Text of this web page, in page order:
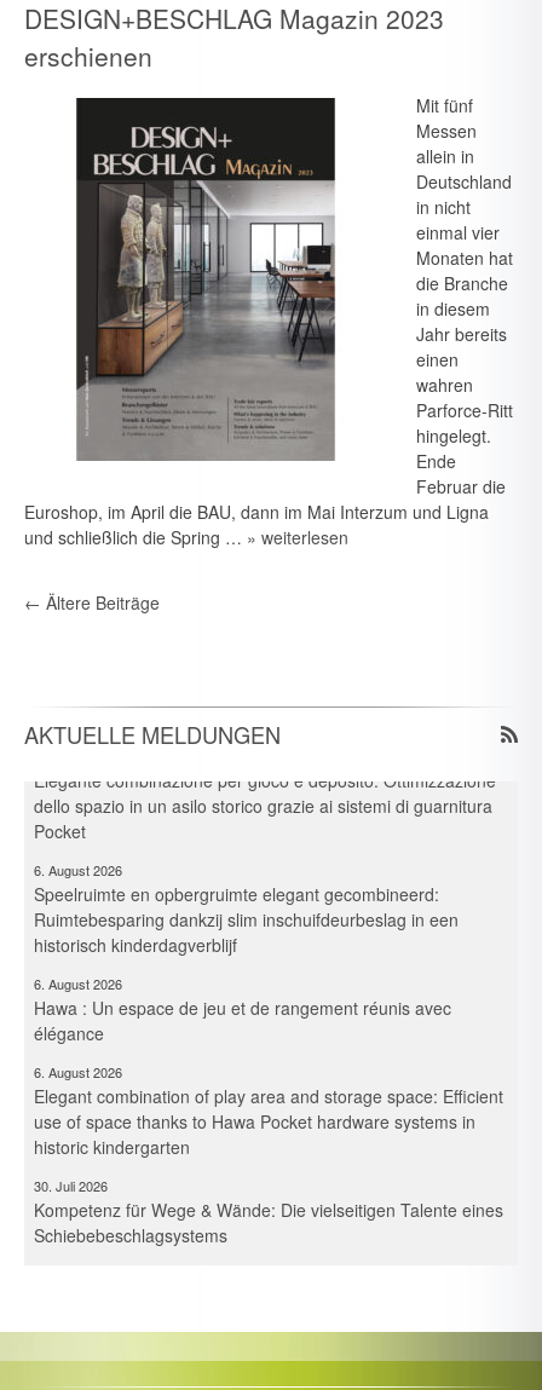
DESIGN+BESCHLAG Magazin 2023
erschienen
Mit fünf
Messen
allein in
Deutschland
in nicht
einmal vier
Monaten hat
die Branche
in diesem
Jahr bereits
einen
wahren
Parforce-Ritt
hingelegt.
Ende
Februar die
Euroshop, im April die BAU, dann im Mai Interzum und Ligna
und schließlich die Spring … » weiterlesen
← Ältere Beiträge
AKTUELLE MELDUNGEN
7. August 2026
Bearbeitung im Durchlaufverfahren
6. August 2026
Elegante combinazione per gioco e deposito: Ottimizzazione
Pocket
6. August 2026
Speelruimte en opbergruimte elegant gecombineerd:
Ruimtebesparing dankzij slim inschuifdeurbeslag in een
historisch kinderdagverblijf
6. August 2026
Hawa : Un espace de jeu et de rangement réunis avec
élégance
6. August 2026
Elegant combination of play area and storage space: Efficient
use of space thanks to Hawa Pocket hardware systems in
historic kindergarten
30. Juli 2026
Kompetenz für Wege & Wände: Die vielseitigen Talente eines
Schiebebeschlagsystems
30. Juli 2026
30. Juli 2026